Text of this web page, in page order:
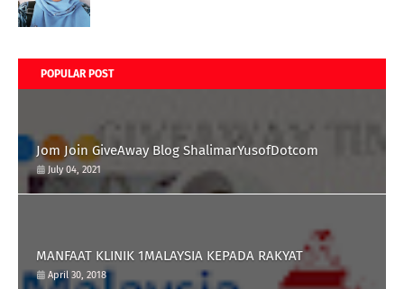
POPULAR POST
Jom Join GiveAway Blog ShalimarYusofDotcom
July 04, 2021
MANFAAT KLINIK 1MALAYSIA KEPADA RAKYAT
April 30, 2018